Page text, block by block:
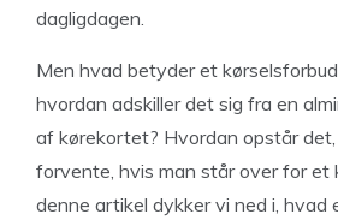
dagligdagen.
Men hvad betyder et
hvordan adskiller det sig fra en
af kørekortet? Hvordan opstår
forvente, hvis man står over for et
denne artikel dykker vi ned i, hvad